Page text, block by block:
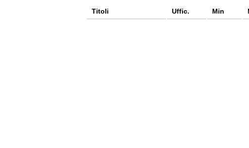
Titoli Uffic. Min